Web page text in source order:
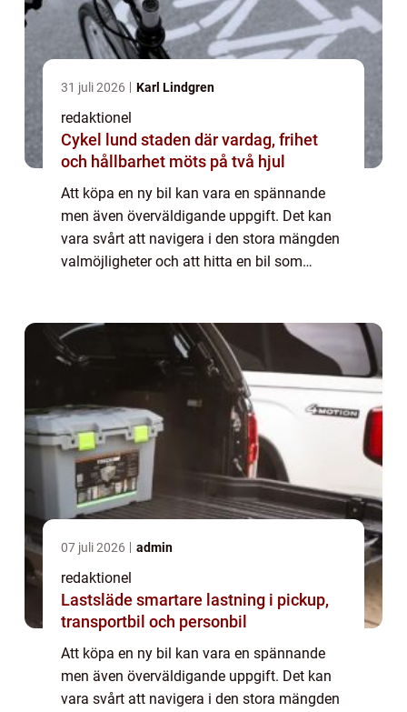
31 juli 2026 Karl Lindgren
redaktionel
Cykel lund staden där vardag, frihet
och hållbarhet möts på två hjul
Att köpa en ny bil kan vara en spännande
men även överväldigande uppgift. Det kan
vara svårt att navigera i den stora mängden
valmöjligheter och att hitta en bil som
07 juli 2026 admin
redaktionel
Lastsläde smartare lastning i pickup,
transportbil och personbil
Att köpa en ny bil kan vara en spännande
men även överväldigande uppgift. Det kan
vara svårt att navigera i den stora mängden